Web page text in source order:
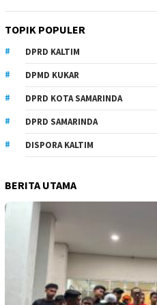
TOPIK POPULER
DPRD KALTIM
DPMD KUKAR
DPRD KOTA SAMARINDA
DPRD SAMARINDA
DISPORA KALTIM
BERITA UTAMA